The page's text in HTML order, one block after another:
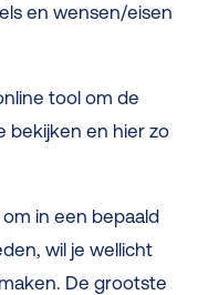
en wensen/eisen
tool om de
bekijken en hier zo
in een bepaald
wil je wellicht
De grootste